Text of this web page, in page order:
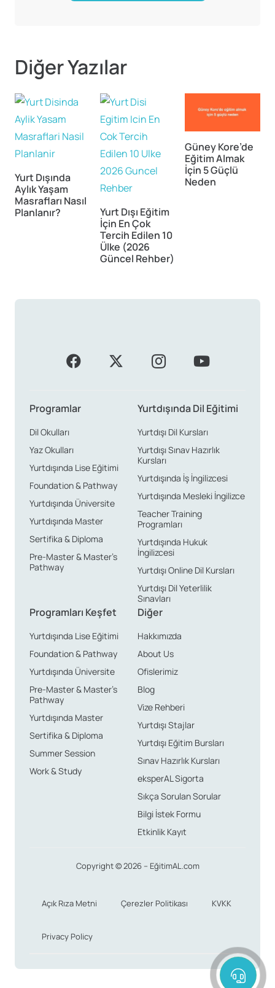
Diğer Yazılar
Yurt Dışında
Aylık Yaşam
Masrafları Nasıl
Planlanır?
Yurt Dışı Eğitim
İçin En Çok
Tercih Edilen 10
Ülke (2026
Güncel Rehber)
Güney Kore’de
Eğitim Almak
İçin 5 Güçlü
Neden
Programlar
Dil Okulları
Yaz Okulları
Yurtdışında Lise Eğitimi
Foundation & Pathway
Yurtdışında Üniversite
Yurtdışında Master
Sertifika & Diploma
Pre-Master & Master’s
Pathway
Yurtdışında Dil Eğitimi
Yurtdışı Dil Kursları
Yurtdışı Sınav Hazırlık
Kursları
Yurtdışında İş İngilizcesi
Yurtdışında Mesleki İngilizce
Teacher Training
Programları
Yurtdışında Hukuk
İngilizcesi
Yurtdışı Online Dil Kursları
Yurtdışı Dil Yeterlilik
Sınavları
Programları Keşfet
Yurtdışında Lise Eğitimi
Foundation & Pathway
Yurtdışında Üniversite
Pre-Master & Master’s
Pathway
Yurtdışında Master
Sertifika & Diploma
Summer Session
Work & Study
Diğer
Hakkımızda
About Us
Ofislerimiz
Blog
Vize Rehberi
Yurtdışı Stajlar
Yurtdışı Eğitim Bursları
Sınav Hazırlık Kursları
eksperAL Sigorta
Sıkça Sorulan Sorular
Bilgi İstek Formu
Etkinlik Kayıt
Copyright © 2026 – EğitimAL.com
Açık Rıza Metni Çerezler Politikası KVKK
Privacy Policy